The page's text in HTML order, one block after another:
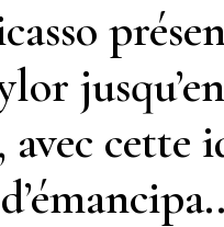
avec cette